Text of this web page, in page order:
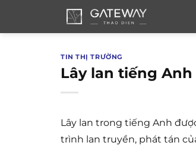
TIN THỊ TRƯỜNG
Lây lan tiếng Anh
Lây lan trong tiếng Anh
trình lan truyền, phát tán